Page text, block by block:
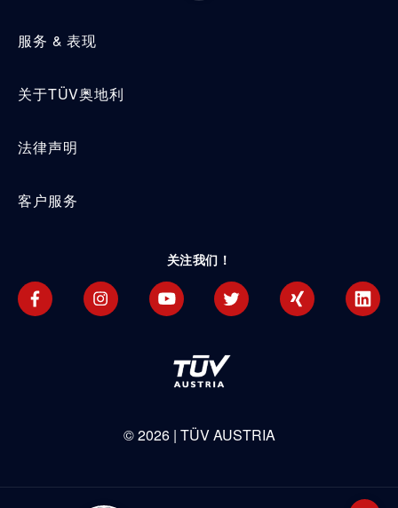
服务 & 表现
关于TÜV奥地利
法律声明
客户服务
关注我们！
©2026 | TÜV AUSTRIA